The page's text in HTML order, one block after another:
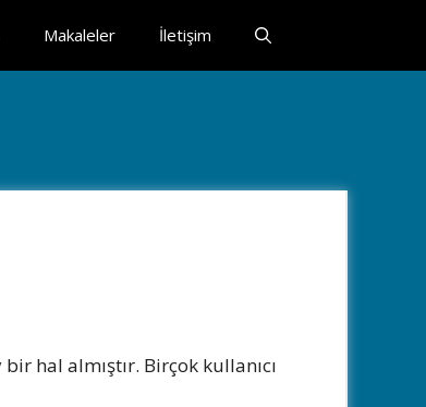
Makaleler İletişim
hal almıştır. Birçok kullanıcı